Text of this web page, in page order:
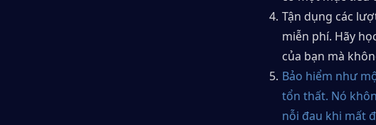
Tận dụng các
miễn phí. Hãy
của bạn mà
Bảo hiểm như
tổn thất. Nó
nỗi đau khi mất